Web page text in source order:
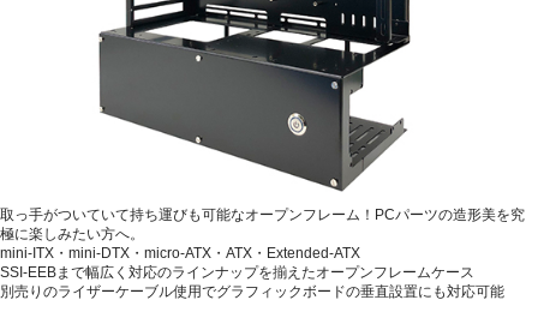
取っ手がついていて持ち運びも可能なオープンフレーム！PCパーツの造形美を究
極に楽しみたい方へ。
mini-ITX・mini-DTX・micro-ATX・ATX・Extended-ATX
SSI-EEBまで幅広く対応のラインナップを揃えたオープンフレームケース
別売りのライザーケーブル使用でグラフィックボードの垂直設置にも対応可能